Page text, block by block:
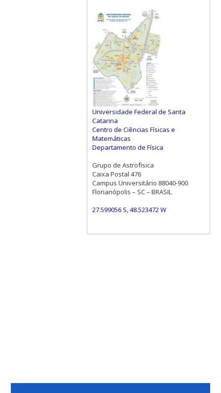
Universidade Federal de Santa
Catarina
Centro de Ciências Físicas e
Matemáticas
Departamento de Física
Grupo de Astrofísica
Caixa Postal 476
Campus Universitário 88040-900
Florianópolis – SC – BRASIL
27.599056 S, 48.523472 W